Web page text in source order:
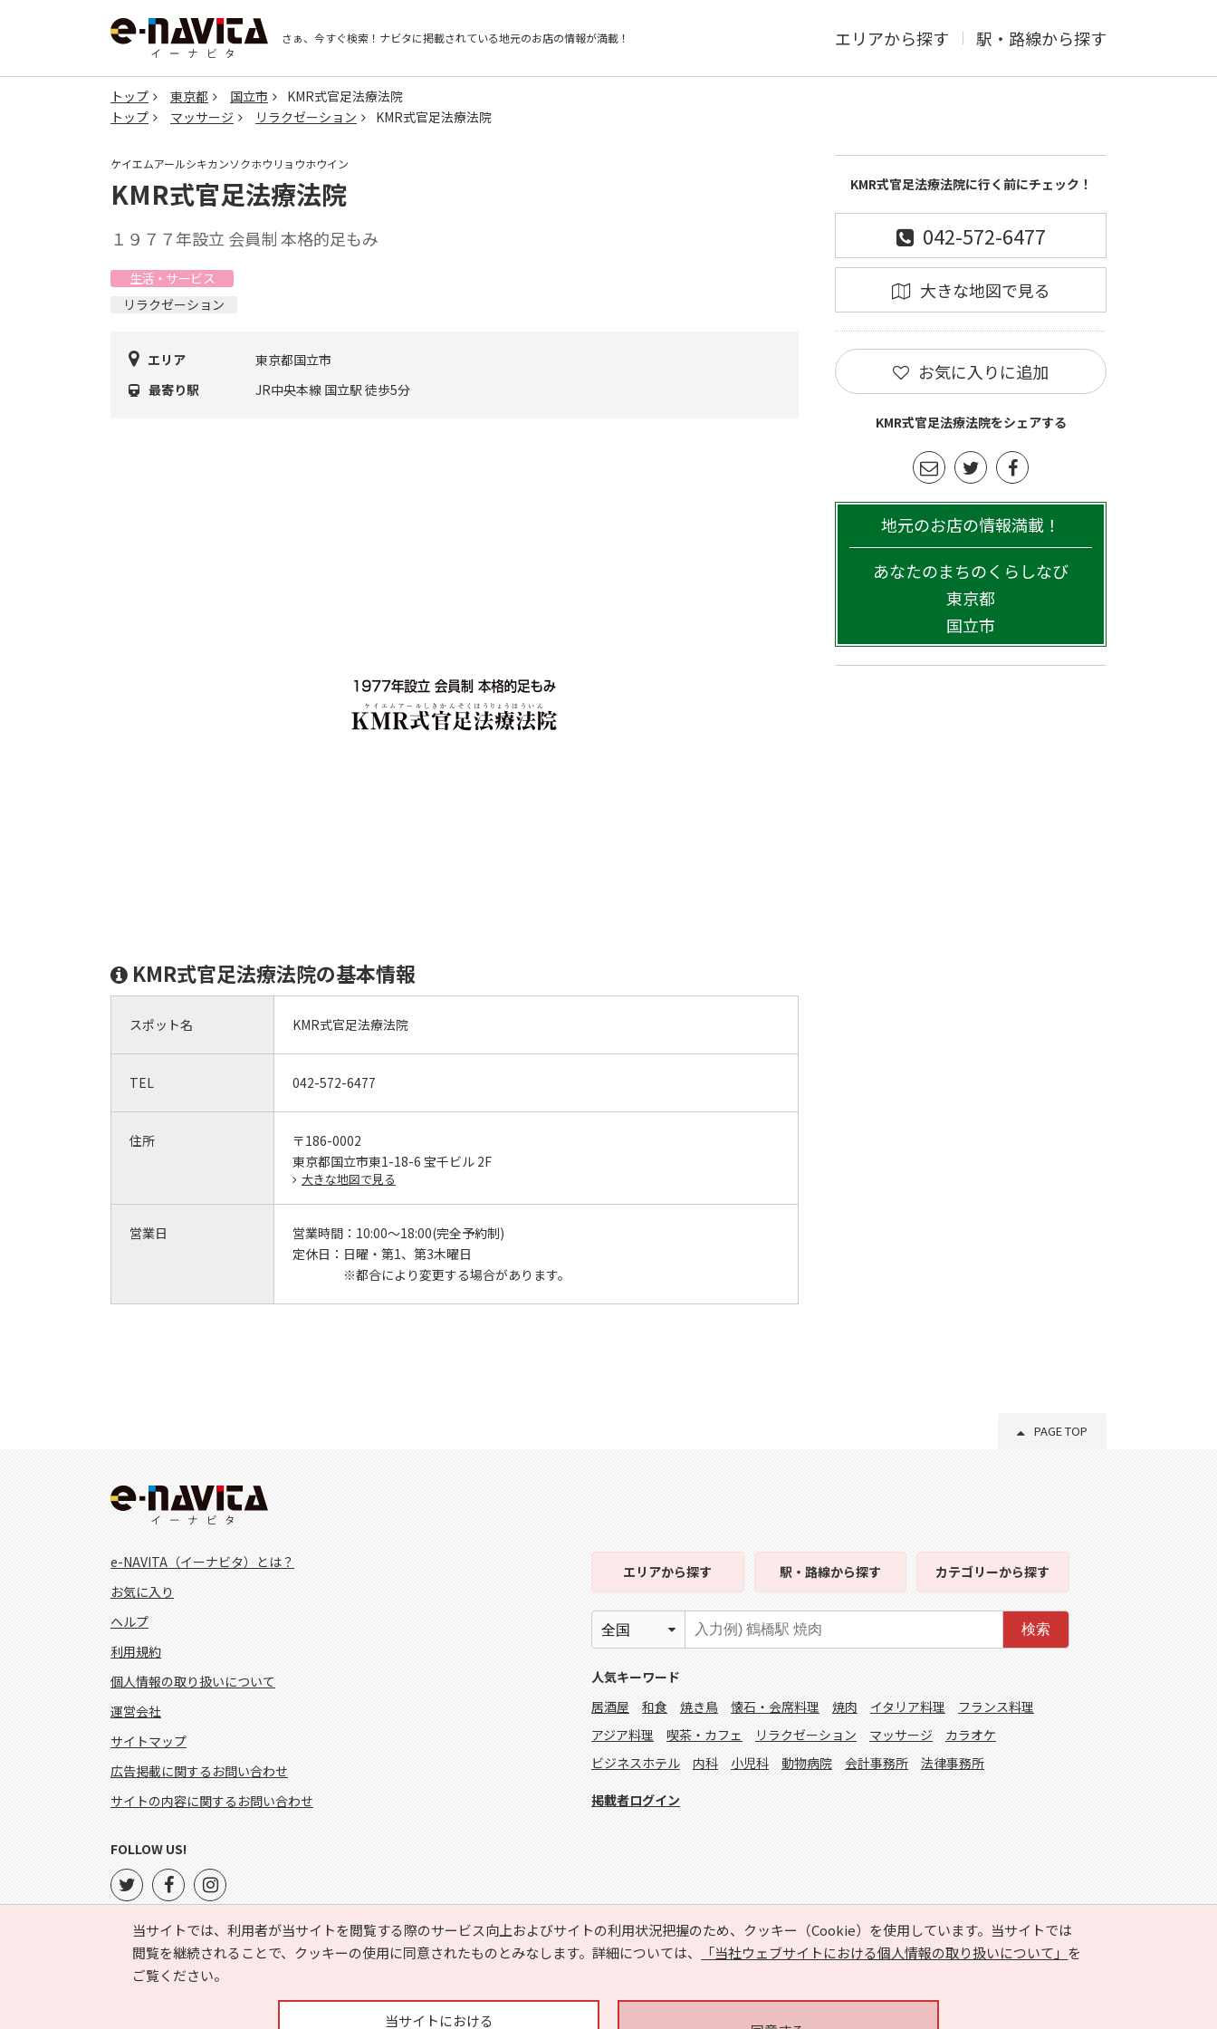
さぁ、今すぐ検索！ ナビタに掲載されている地元のお店の情報が満載！ エリアから探す 駅・路線から探す
トップ 東京都 国立市
KMR式官足法療法院
トップ
マッサージ リラクゼーション KMR式官足法療法院
ケイエムアールシキカンソクホウリョウホウイン
KMR式官足法療法院
１９７７年設立 会員制 本格的足もみ
生活・サービス
リラクゼーション
エリア
東京都国立市
最寄り駅
JR中央本線 国立駅 徒歩5分
KMR式官足法療法院の基本情報
スポット名 KMR式官足法療法院
TEL 042-572-6477
住所
〒186-0002
東京都国立市東1-18-6 宝千ビル 2F
大きな地図で見る
営業日 営業時間： 10:00～18:00(完全予約制)
定休日： 日曜・第1、第3木曜日
※都合により変更する場合があります。
KMR式官足法療法院に行く前にチェック！
042-572-6477
大きな地図で見る
お気に入りに追加
KMR式官足法療法院をシェアする
地元のお店の情報満載！
あなたのまちのくらしなび
東京都
国立市
PAGE TOP
当サイトでは、利用者が当サイトを閲覧する際のサービス向上およびサイトの利用状況把握のため、クッキー（Cookie）を使用しています。当サイトでは
閲覧を継続されることで、クッキーの使用に同意されたものとみなします。詳細については、
「当社ウェブサイトにおける個人情報の取り扱いについて」 を
ご覧ください。
当サイトにおける
e-NAVITA（イーナビタ）とは？
お気に入り
ヘルプ
利用規約
個人情報の取り扱いについて
運営会社
サイトマップ
広告掲載に関するお問い合わせ
サイトの内容に関するお問い合わせ
エリアから探す 駅・路線から探す カテゴリーから探す
検索
人気キーワード
居酒屋
和食 焼き鳥 懐石・会席料理 焼肉 イタリア料理
フランス料理
アジア料理
喫茶・カフェ リラクゼーション マッサージ
カラオケ
ビジネスホテル
内科 小児科 動物病院 会計事務所 法律事務所
掲載者ログイン
FOLLOW US!
Copyright © HYOJITO.Co.,Ltd. All Rights Reserved.